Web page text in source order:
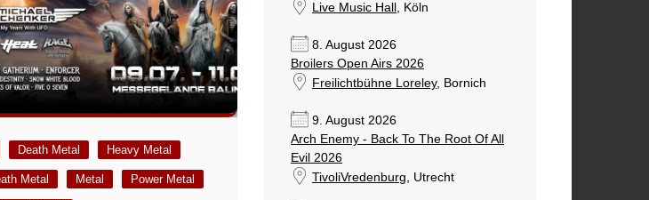
Death Metal Heavy Metal
Metal Metal Power Metal
Live Music Hall , Köln
8. August 2026
Broilers Open Airs 2026
Freilichtbühne Loreley, Bornich
9. August 2026
Arch Enemy - Back To The Root Of All
Evil 2026
TivoliVredenburg, Utrecht